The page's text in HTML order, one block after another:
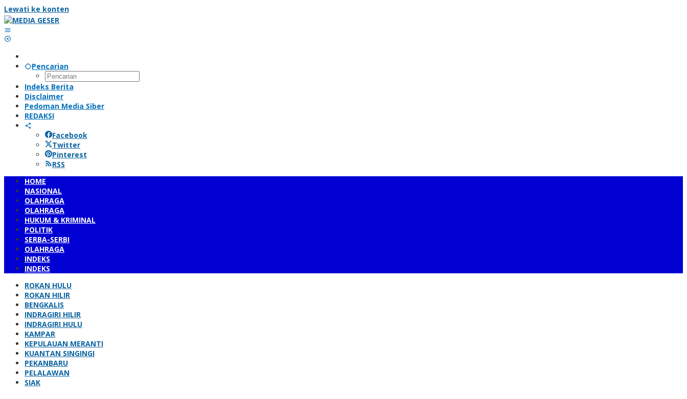
Lewati ke konten
Pencarian
Indeks Berita
Disclaimer
Pedoman Media Siber
REDAKSI
Facebook
Twitter
Pinterest
RSS
HOME
NASIONAL
OLAHRAGA
OLAHRAGA
HUKUM & KRIMINAL
POLITIK
SERBA-SERBI
OLAHRAGA
INDEKS
INDEKS
ROKAN HULU
ROKAN HILIR
BENGKALIS
INDRAGIRI HILIR
INDRAGIRI HULU
KAMPAR
KEPULAUAN MERANTI
KUANTAN SINGINGI
PEKANBARU
PELALAWAN
SIAK